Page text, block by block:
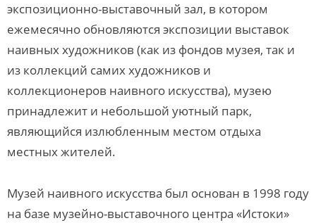
экспозиционно-выставочный зал, в котором
ежемесячно обновляются экспозиции выставок
наивных художников (как из фондов музея, так и
из коллекций самих художников и
коллекционеров наивного искусства), музею
принадлежит и небольшой уютный парк,
являющийся излюбленным местом отдыха
местных жителей.
Музей наивного искусства был основан в 1998 году
на базе музейно-выставочного центра «Истоки»